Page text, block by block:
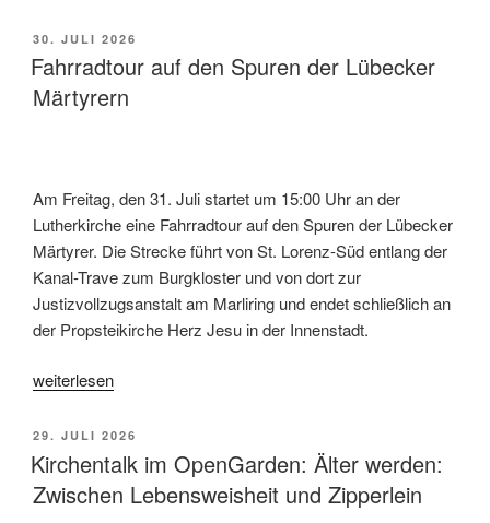
in
Herz
Jesu“
VERÖFFENTLICHT
AM
30. JULI 2026
Fahrradtour auf den Spuren der Lübecker
Märtyrern
Am Freitag, den 31. Juli startet um 15:00 Uhr an der
Lutherkirche eine Fahrradtour auf den Spuren der Lübecker
Märtyrer. Die Strecke führt von St. Lorenz-Süd entlang der
Kanal-Trave zum Burgkloster und von dort zur
Justizvollzugsanstalt am Marliring und endet schließlich an
der Propsteikirche Herz Jesu in der Innenstadt.
„Fahrradtour
den
Spuren
der
Lübecker
weiterlesen
VERÖFFENTLICHT
AM
29. JULI 2026
Kirchentalk im OpenGarden: Älter werden:
Zwischen Lebensweisheit und Zipperlein